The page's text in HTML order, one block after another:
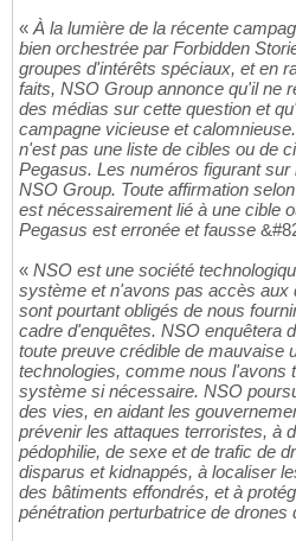
« À la lumière de la récente
bien orchestrée par Forbidden
groupes d'intérêts spéciaux, et en
faits, NSO Group annonce qu'il ne
des médias sur cette question et
campagne vicieuse et
n'est pas une liste de cibles ou de
Pegasus. Les numéros figurant
NSO Group. Toute affirmation
est nécessairement lié à une cible
Pegasus est erronée et fausse
« NSO est une société
système et n'avons pas accès aux
sont pourtant obligés de nous
cadre d'enquêtes. NSO enquêtera
toute preuve crédible de mauvaise
technologies, comme nous l'avons
système si nécessaire. NSO
des vies, en aidant les
prévenir les attaques terroristes, à
pédophilie, de sexe et de trafic de
disparus et kidnappés, à localiser
des bâtiments effondrés, et à
pénétration perturbatrice de drones